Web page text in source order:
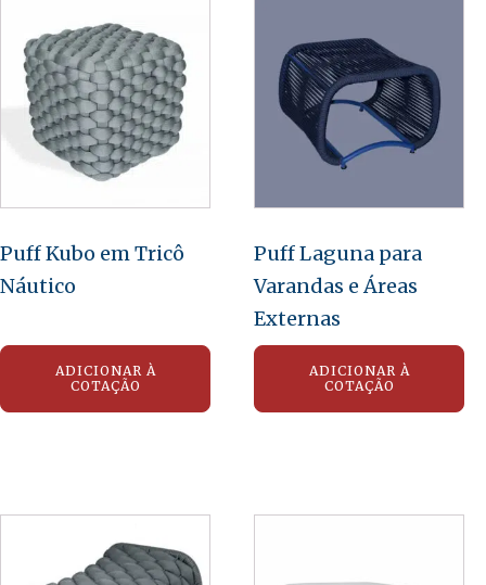
Puff Kubo em Tricô
Náutico
ADICIONAR À
COTAÇÃO
Puff Laguna para
Varandas e Áreas
Externas
ADICIONAR À
COTAÇÃO